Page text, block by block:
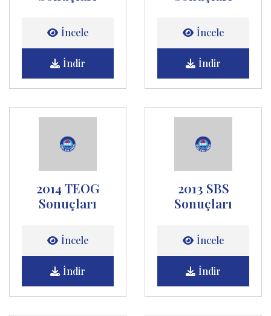
İncele
İndir
İncele
İndir
2014 TEOG
Sonuçları
İncele
İndir
2013 SBS
Sonuçları
İncele
İndir